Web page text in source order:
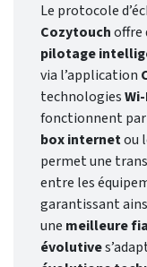
Le protocole
Cozytouchoffre
pilotage
via l’application
technologies
fonctionnent
box internetou
permet une
entre les
garantissant
une meilleure
évolutive